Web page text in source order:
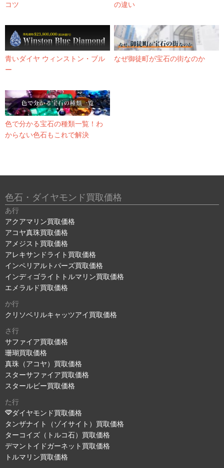
コツ
の違い
青いダイヤ ウィンストン・ブル
ー
なぜ御徒町が宝石の街なのか
色で分かる宝石の種類一覧！わ
からない色石もこれで解決
色石・ダイヤモンド買取価格
あ行
アクアマリン買取価格
アコヤ真珠買取価格
アメジスト買取価格
アレキサンドライト買取価格
インペリアルトパーズ買取価格
インディゴライトトルマリン買取価格
エメラルド買取価格
か行
クリソベリルキャッツアイ買取価格
さ行
サファイア買取価格
珊瑚買取価格
真珠（アコヤ）買取価格
スターサファイア買取価格
スタールビー買取価格
た行
ダイヤモンド買取価格
タンザナイト（ゾイサイト）買取価格
ターコイズ（トルコ石）買取価格
デマントイドガーネット買取価格
トルマリン買取価格